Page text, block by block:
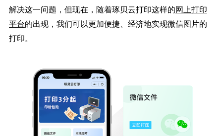
解决这一问题，但现在，随着琢贝云打印这样的网上打印
平台的出现，我们可以更加便捷、经济地实现微信图片的
打印。